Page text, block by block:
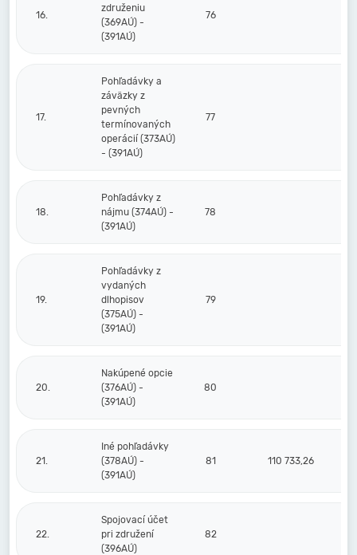
16.
združeniu
(369AÚ) -
(391AÚ)
76
17.
Pohľadávky a
záväzky z
pevných
termínovaných
operácií (373AÚ)
- (391AÚ)
77
18.
Pohľadávky z
nájmu (374AÚ) -
(391AÚ)
78
19.
Pohľadávky z
vydaných
dlhopisov
(375AÚ) -
(391AÚ)
79
20.
Nakúpené opcie
(376AÚ) -
(391AÚ)
80
21.
Iné pohľadávky
(378AÚ) -
(391AÚ)
81 110 733,26
22.
Spojovací účet
pri združení
(396AÚ)
82